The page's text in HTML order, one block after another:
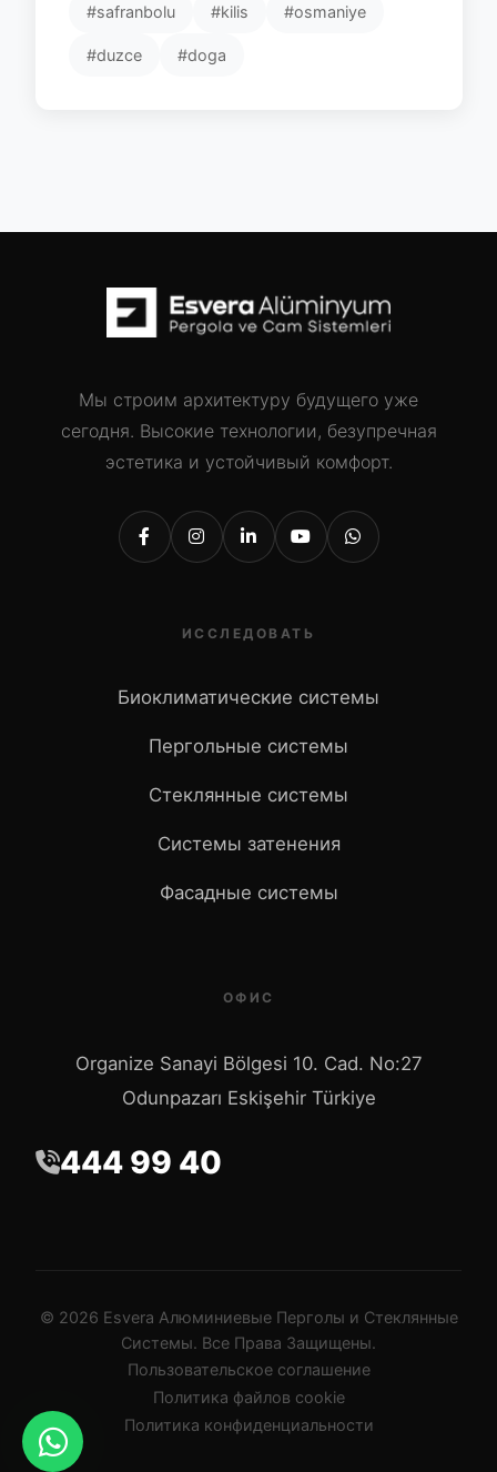
#safranbolu #kilis #osmaniye
#duzce #doga
Мы строим архитектуру будущего уже
сегодня. Высокие технологии, безупречная
эстетика и устойчивый комфорт.
ИССЛЕДОВАТЬ
Биоклиматические системы
Пергольные системы
Стеклянные системы
Системы затенения
Фасадные системы
ОФИС
Organize Sanayi Bölgesi 10. Cad. No:27
Odunpazarı Eskişehir Türkiye
444 99 40
© 2026 Esvera Алюминиевые Перголы и Стеклянные
Системы. Все Права Защищены.
Пользовательское соглашение
Политика файлов cookie
Политика конфиденциальности